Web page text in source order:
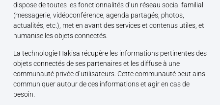
dispose de toutes les fonctionnalités d’un réseau social familial
(messagerie, vidéoconférence, agenda partagés, photos,
actualités, etc.), met en avant des services et contenus utiles, et
humanise les objets connectés.
La technologie Hakisa récupère les informations pertinentes des
objets connectés de ses partenaires et les diffuse à une
communauté privée d’utilisateurs. Cette communauté peut ainsi
communiquer autour de ces informations et agir en cas de
besoin.